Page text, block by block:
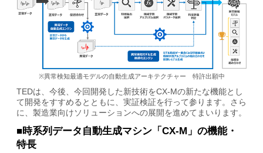
※異常検知最適モデルの自動生成アーキテクチャー 特許出願中
TEDは、今後、今回開発した新技術をCX-Mの新たな機能とし
て開発をすすめるとともに、実証検証を行って参ります。さら
に、製造業向けソリューションへの展開を進めてまいります。
■時系列データ自動生成マシン「CX-M」の機能・
特長